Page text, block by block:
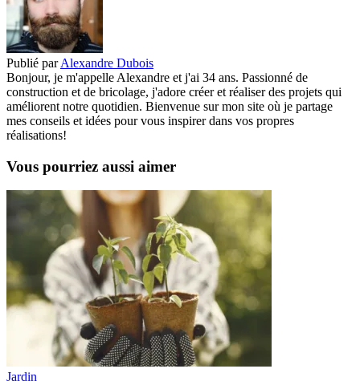
Publié par Alexandre Dubois
Bonjour, je m'appelle Alexandre et j'ai 34 ans. Passionné de
construction et de bricolage, j'adore créer et réaliser des projets qui
améliorent notre quotidien. Bienvenue sur mon site où je partage
mes conseils et idées pour vous inspirer dans vos propres
réalisations!
Vous pourriez aussi aimer
Jardin